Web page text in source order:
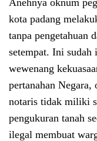
kota padang
tanpa pengetahuan
setempat. Ini sudah
wewenang
pertanahan
notaris tidak miliki
pengukuran tanah
ilegal membuat